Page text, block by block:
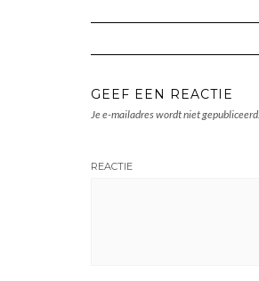
GEEF EEN REACTIE
Je e-mailadres wordt niet gepubliceerd.
REACTIE